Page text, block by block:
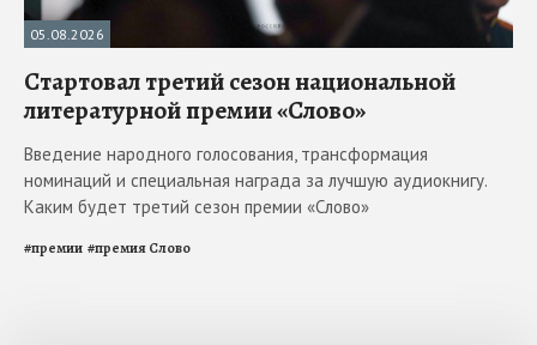
05.08.2026
Стартовал третий сезон национальной
литературной премии «Слово»
Введение народного голосования, трансформация
номинаций и специальная награда за лучшую аудиокнигу.
Каким будет третий сезон премии «Слово»
#премии #премия Слово